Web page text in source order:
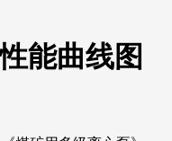
能曲线图